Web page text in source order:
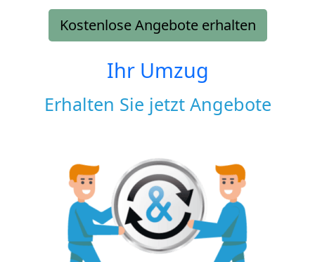
Kostenlose Angebote erhalten
Ihr Umzug
Erhalten Sie jetzt Angebote